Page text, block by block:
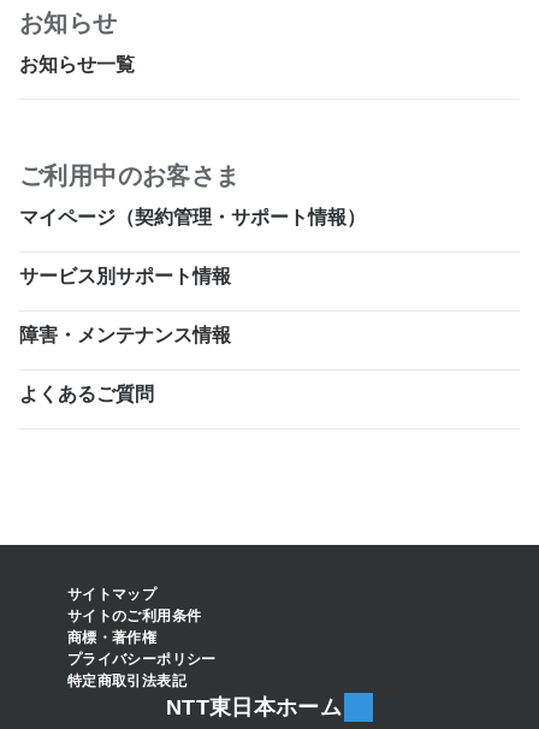
お知らせ
お知らせ一覧
ご利用中のお客さま
マイページ（契約管理・サポート情報）
サービス別サポート情報
障害・メンテナンス情報
よくあるご質問
サイトマップ
サイトのご利用条件
商標・著作権
プライバシーポリシー
特定商取引法表記
NTT東日本ホーム